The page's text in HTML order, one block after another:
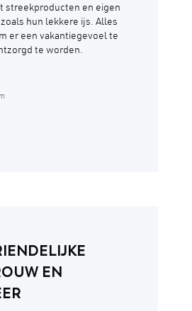
streekproducten en eigen
hun lekkere ijs. Alles
er een vakantiegevoel te
te worden.
EN